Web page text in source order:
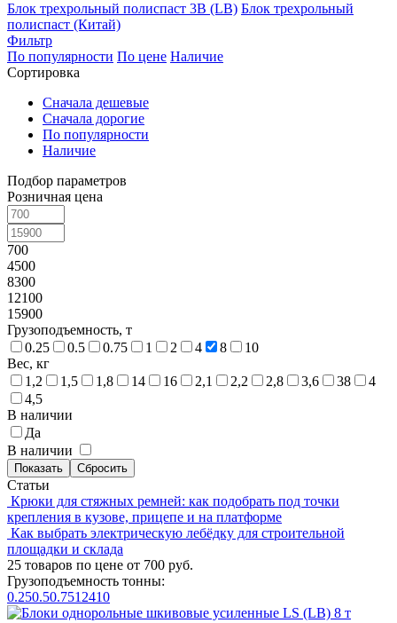
Блок трехрольный полиспаст 3B (LB) Блок трехрольный
полиспаст (Китай)
Фильтр
По популярности По цене Наличие
Сортировка
Сначала дешевые
Сначала дорогие
По популярности
Наличие
Подбор параметров
Розничная цена
700
4500
8300
12100
15900
Грузоподъемность, т
0.25
0.5 0.75 1 2 4 8
10
Вес, кг
1,2
1,5 1,8 14 16 2,1 2,2 2,8 3,6 38
4
4,5
В наличии
Да
В наличии
Статьи
Крюки для стяжных ремней: как подобрать под точки
крепления в кузове, прицепе и на платформе
Как выбрать электрическую лебёдку для строительной
площадки и склада
25 товаров по цене от 700 руб.
Грузоподъемность тонны:
0.250.50.751 2410